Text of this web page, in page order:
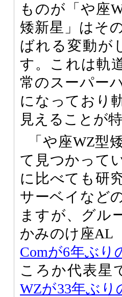
ものが「や座
矮新星」はそ
ばれる変動が
す。これは軌
常のスーパー
になっており
見えることが
「や座WZ型
て見つかって
に比べても研
サーベイなど
ますが、グル
かみのけ座AL
Comが6年ぶ
ころか代表星
WZが33年ぶり